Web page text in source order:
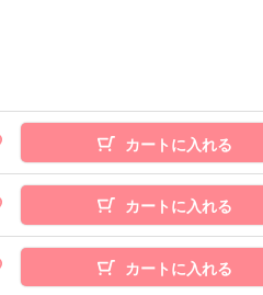
カートに入れる
カートに入れる
カートに入れる